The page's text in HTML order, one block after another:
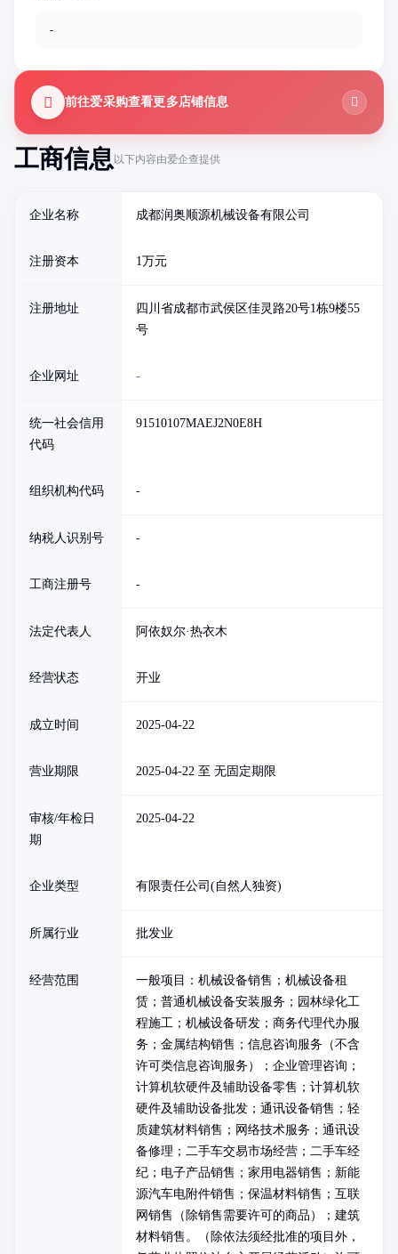
工商信息以下内容由爱企查提供
企业名称 成都润奥顺源机械设备有限公司
注册资本 1万元
注册地址
四川省成都市武侯区佳灵路20号1栋9楼55
号
企业网址 -
统一社会信用
代码
91510107MAEJ2N0E8H
组织机构代码 -
纳税人识别号 -
工商注册号 -
法定代表人 阿依奴尔·热衣木
经营状态 开业
成立时间 2025-04-22
营业期限 2025-04-22 至 无固定期限
审核/年检日
期
2025-04-22
企业类型 有限责任公司(自然人独资)
所属行业 批发业
经营范围
一般项目：机械设备销售；机械设备租
赁；普通机械设备安装服务；园林绿化工
程施工；机械设备研发；商务代理代办服
务；金属结构销售；信息咨询服务（不含
许可类信息咨询服务）；企业管理咨询；
计算机软硬件及辅助设备零售；计算机软
硬件及辅助设备批发；通讯设备销售；轻
质建筑材料销售；网络技术服务；通讯设
备修理；二手车交易市场经营；二手车经
纪；电子产品销售；家用电器销售；新能
源汽车电附件销售；保温材料销售；互联
网销售（除销售需要许可的商品）；建筑
材料销售。（除依法须经批准的项目外，
-
前往爱采购查看更多店铺信息